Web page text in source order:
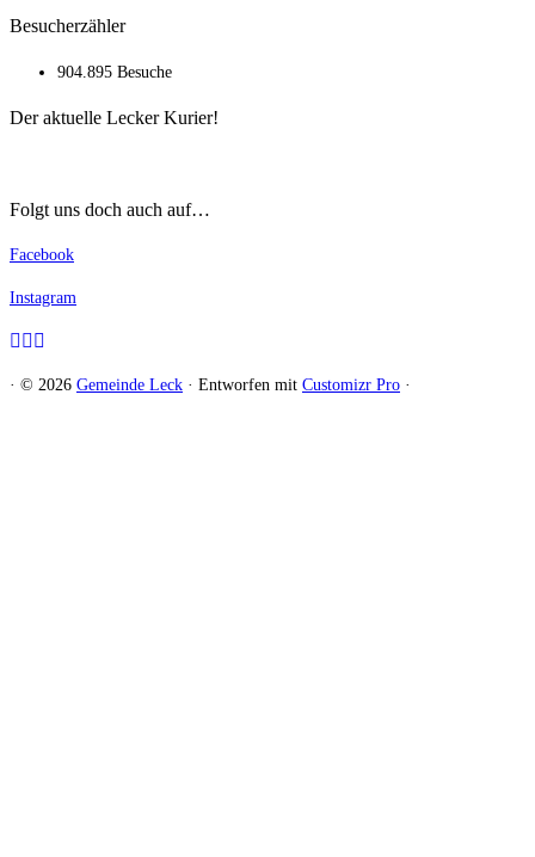
Besucherzähler
904.895 Besuche
Der aktuelle Lecker Kurier!
Folgt uns doch auch auf…
Facebook
Instagram
· © 2026 Gemeinde Leck · Entworfen mit Customizr Pro ·